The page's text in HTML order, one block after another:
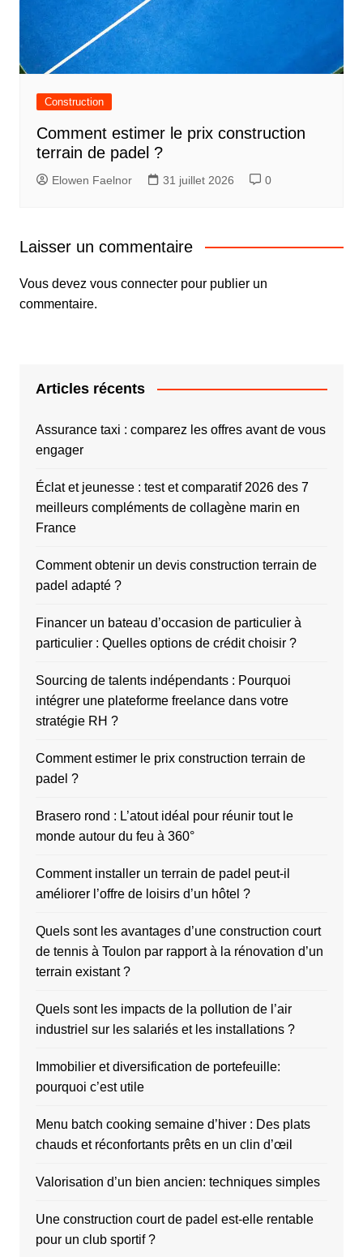
Construction
Comment estimer le prix construction
terrain de padel ?
Elowen Faelnor 31 juillet 2026 0
Laisser un commentaire
Vous devez vous connecterpour publier un
commentaire.
Articles récents
Assurance taxi : comparez les offres avant de vous
engager
Éclat et jeunesse : test et comparatif 2026 des 7
meilleurs compléments de collagène marin en
France
Comment obtenir un devis construction terrain de
padel adapté ?
Financer un bateau d’occasion de particulier à
particulier : Quelles options de crédit choisir ?
Sourcing de talents indépendants : Pourquoi
intégrer une plateforme freelance dans votre
stratégie RH ?
Comment estimer le prix construction terrain de
padel ?
Brasero rond : L’atout idéal pour réunir tout le
monde autour du feu à 360°
Comment installer un terrain de padel peut-il
améliorer l’offre de loisirs d’un hôtel ?
Quels sont les avantages d’une construction court
de tennis à Toulon par rapport à la rénovation d’un
terrain existant ?
Quels sont les impacts de la pollution de l’air
industriel sur les salariés et les installations ?
Immobilier et diversification de portefeuille:
pourquoi c’est utile
Menu batch cooking semaine d’hiver : Des plats
chauds et réconfortants prêts en un clin d’œil
Valorisation d’un bien ancien: techniques simples
Une construction court de padel est-elle rentable
pour un club sportif ?